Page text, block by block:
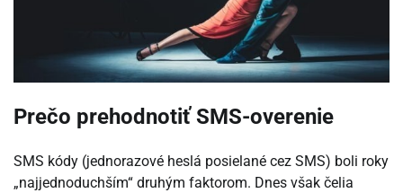
Prečo prehodnotiť SMS-overenie
SMS kódy (jednorazové heslá posielané cez SMS) boli roky
„najjednoduchším“ druhým faktorom. Dnes však čelia